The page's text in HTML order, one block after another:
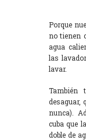
Porque
no tienen
agua
las
lavar.
También
desaguar,
nunca).
cuba que
doble de